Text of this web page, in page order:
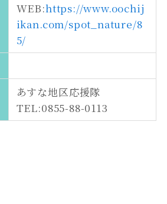
WEB:https://www.oochij
ikan.com/spot_nature/8
5/
あすな地区応援隊
TEL:0855-88-0113